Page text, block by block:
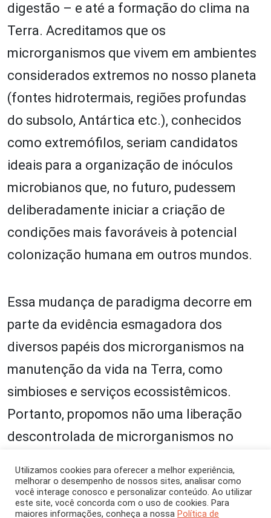
digestão – e até a formação do clima na
Terra. Acreditamos que os
microrganismos que vivem em ambientes
considerados extremos no nosso planeta
(fontes hidrotermais, regiões profundas
do subsolo, Antártica etc.), conhecidos
como extremófilos, seriam candidatos
ideais para a organização de inóculos
microbianos que, no futuro, pudessem
deliberadamente iniciar a criação de
condições mais favoráveis à potencial
colonização humana em outros mundos.
Essa mudança de paradigma decorre em
parte da evidência esmagadora dos
diversos papéis dos microrganismos na
manutenção da vida na Terra, como
simbioses e serviços ecossistêmicos.
Portanto, propomos não uma liberação
descontrolada de microrganismos no
filosófica que deverá proporcionar uma
nova discussão com base nas implicações
Utilizamos cookies para oferecer a melhor experiência,
melhorar o desempenho de nossos sites, analisar como
você interage conosco e personalizar conteúdo. Ao utilizar
este site, você concorda com o uso de cookies. Para
maiores informações, conheça a nossa Política de